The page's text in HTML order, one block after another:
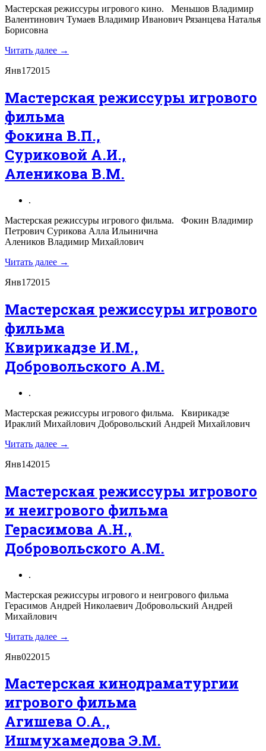
Мастерская режиссуры игрового кино. Меньшов Владимир
Валентинович Тумаев Владимир Иванович Рязанцева Наталья
Борисовна
Читать далее →
Янв172015
Мастерская режиссуры игрового
фильма
Фокина В.П.,
Суриковой А.И.,
Аленикова В.М.
.
Мастерская режиссуры игрового фильма. Фокин Владимир
Петрович Сурикова Алла Ильинична
Алеников Владимир Михайлович
Читать далее →
Янв172015
Мастерская режиссуры игрового
фильма
Квирикадзе И.М.,
Добровольского А.М.
.
Мастерская режиссуры игрового фильма. Квирикадзе
Ираклий Михайлович Добровольский Андрей Михайлович
Читать далее →
Янв142015
Мастерская режиссуры игрового
и неигрового фильма
Герасимова А.Н.,
Добровольского А.М.
.
Мастерская режиссуры игрового и неигрового фильма
Герасимов Андрей Николаевич Добровольский Андрей
Михайлович
Читать далее →
Янв022015
Мастерская кинодраматургии
игрового фильма
Агишева О.А.,
Ишмухамедова Э.М.